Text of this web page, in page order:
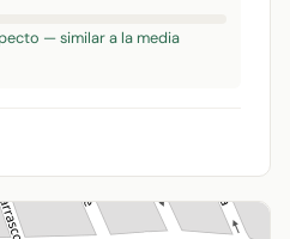
— similar a la media